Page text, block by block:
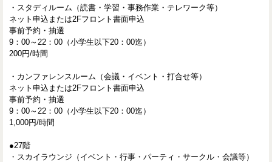
・スタディルーム（読書・学習・事務作業・テレワーク等）
ネット申込または2Fフロント書面申込
事前予約・抽選
9：00～22：00（小学生以下20：00迄）
200円/時間
・カンファレンスルーム（会議・イベント・打合せ等）
ネット申込または2Fフロント書面申込
事前予約・抽選
9：00～22：00（小学生以下20：00迄）
1,000円/時間
●27階
・スカイラウンジ（イベント・行事・パーティ・サークル・会議等）